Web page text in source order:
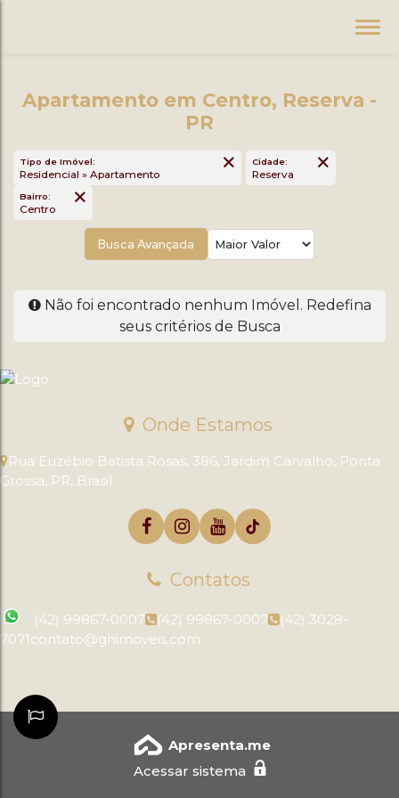
Apartamento em Centro, Reserva -
PR
Tipo de Imóvel:
Residencial » Apartamento
Cidade:
Bairro:
Busca Avançada
Não foi encontrado nenhum Imóvel. Redefina
seus critérios de Busca
Onde Estamos
Rua Euzébio Batista Rosas, 386, Jardim Carvalho, Ponta
Grossa, PR, Brasil
Contatos
(42) 99867-0007 (42) 99867-0007
(42) 3028-
7071contato@ghimoveis.com